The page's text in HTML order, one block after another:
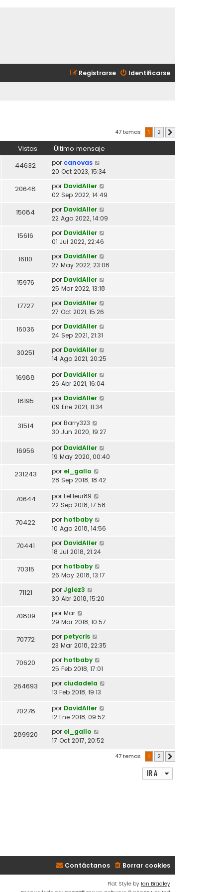
Identificarse
Registrarse
47 temas 1 2
Vistas Último mensaje
44632 por canovas
20 Oct 2023, 15:34
20648 por DavidAller
02 Sep 2022, 14:49
15084 por DavidAller
22 Ago 2022, 14:09
15616 por DavidAller
01 Jul 2022, 22:46
16110 por DavidAller
27 May 2022, 23:06
15976 por DavidAller
25 Mar 2022, 13:18
17727 por DavidAller
27 Oct 2021, 15:26
16036 por DavidAller
24 Sep 2021, 21:31
30251 por DavidAller
14 Ago 2021, 20:25
16988 por DavidAller
26 Abr 2021, 16:04
18195 por DavidAller
09 Ene 2021, 11:34
31514 por Barry323
30 Jun 2020, 19:27
16956 por DavidAller
19 May 2020, 00:40
231243 por el_gallo
28 Sep 2018, 18:42
70644 por LeFleur89
22 Sep 2018, 17:58
70422 por hotbaby
10 Ago 2018, 14:56
70441 por DavidAller
18 Jul 2018, 21:24
70315 por hotbaby
26 May 2018, 13:17
71121 por Jglez3
30 Abr 2018, 15:20
70809 por Mar
29 Mar 2018, 10:57
70772 por petycris
23 Mar 2018, 22:35
70620 por hotbaby
25 Feb 2018, 17:01
264693 por ciudadela
13 Feb 2018, 19:13
70278 por DavidAller
12 Ene 2018, 09:52
289920 por el_gallo
17 Oct 2017, 20:52
47 temas 1 2
Ir a
Borrar cookies
Contáctanos
Flat Style by Ian Bradley